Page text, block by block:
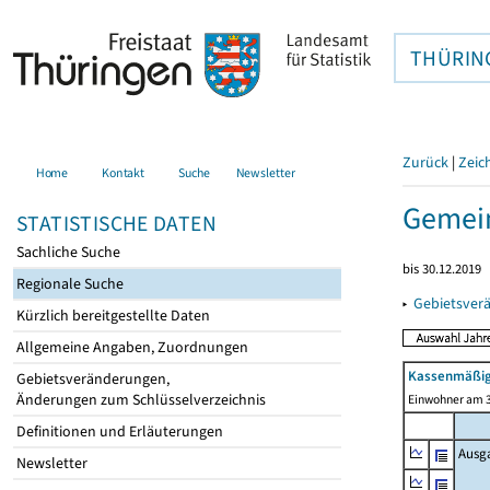
Home Kontakt Suche Newsletter
STATISTISCHE DATEN
Sachliche Suche
Regionale Suche
Kürzlich bereitgestellte Daten
Allgemeine Angaben, Zuordnungen
Gebietsveränderungen,
Änderungen zum Schlüsselverzeichnis
Definitionen und Erläuterungen
Newsletter
Zurück |
bis 30.12.2019
▸
Einwohner am